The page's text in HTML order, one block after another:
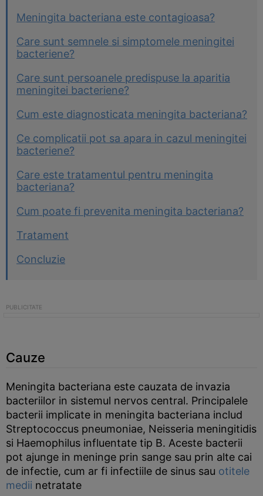
Meningita bacteriana este contagioasa?
Care sunt semnele si simptomele meningitei
bacteriene?
Care sunt persoanele predispuse la aparitia
meningitei bacteriene?
Cum este diagnosticata meningita bacteriana?
Ce complicatii pot sa apara in cazul meningitei
bacteriene?
Care este tratamentul pentru meningita
bacteriana?
Cum poate fi prevenita meningita bacteriana?
Tratament
Concluzie
Cauze
Meningita bacteriana este cauzata de invazia
bacteriilor in sistemul nervos central. Principalele
bacterii implicate in meningita bacteriana includ
Streptococcus pneumoniae, Neisseria meningitidis
si Haemophilus influentate tip B. Aceste bacterii
pot ajunge in meninge prin sange sau prin alte cai
de infectie, cum ar fi infectiile de sinus sau otitele
medii netratate